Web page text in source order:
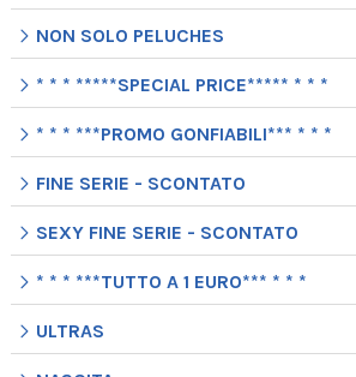
NON SOLO PELUCHES
* * * *****SPECIAL PRICE***** * * *
* * * ***PROMO GONFIABILI*** * * *
FINE SERIE - SCONTATO
SEXY FINE SERIE - SCONTATO
* * * ***TUTTO A 1 EURO*** * * *
ULTRAS